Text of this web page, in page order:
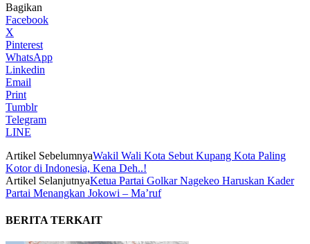
Bagikan
Facebook
X
Pinterest
WhatsApp
Linkedin
Email
Print
Tumblr
Telegram
LINE
Artikel SebelumnyaWakil Wali Kota Sebut Kupang Kota Paling
Kotor di Indonesia, Kena Deh..!
Artikel SelanjutnyaKetua Partai Golkar Nagekeo Haruskan Kader
Partai Menangkan Jokowi – Ma’ruf
BERITA TERKAIT